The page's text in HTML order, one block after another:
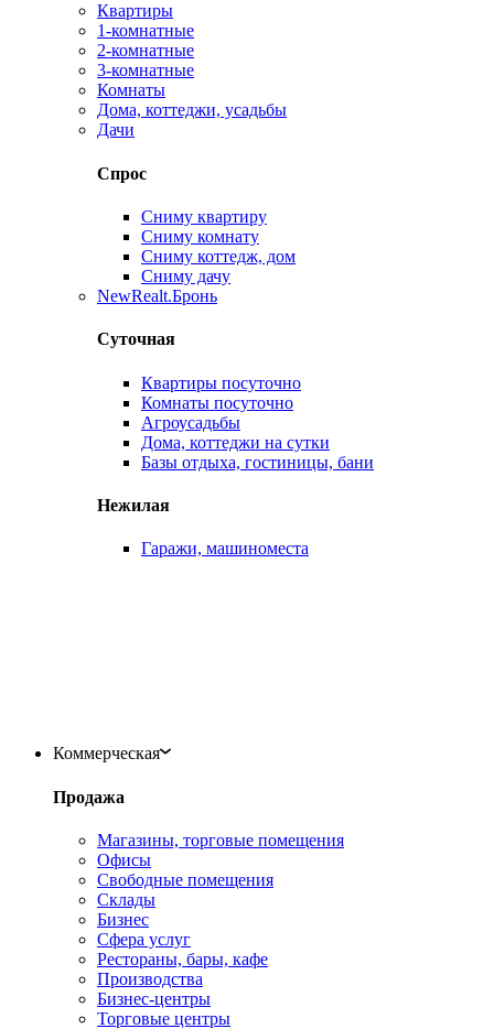
Квартиры
1-комнатные
2-комнатные
3-комнатные
Комнаты
Дома, коттеджи, усадьбы
Дачи
Спрос
Сниму квартиру
Сниму комнату
Сниму коттедж, дом
Сниму дачу
NewRealt.Бронь
Суточная
Квартиры посуточно
Комнаты посуточно
Агроусадьбы
Дома, коттеджи на сутки
Базы отдыха, гостиницы, бани
Нежилая
Гаражи, машиноместа
Коммерческая
Продажа
Магазины, торговые помещения
Офисы
Свободные помещения
Склады
Бизнес
Сфера услуг
Рестораны, бары, кафе
Производства
Бизнес-центры
Торговые центры